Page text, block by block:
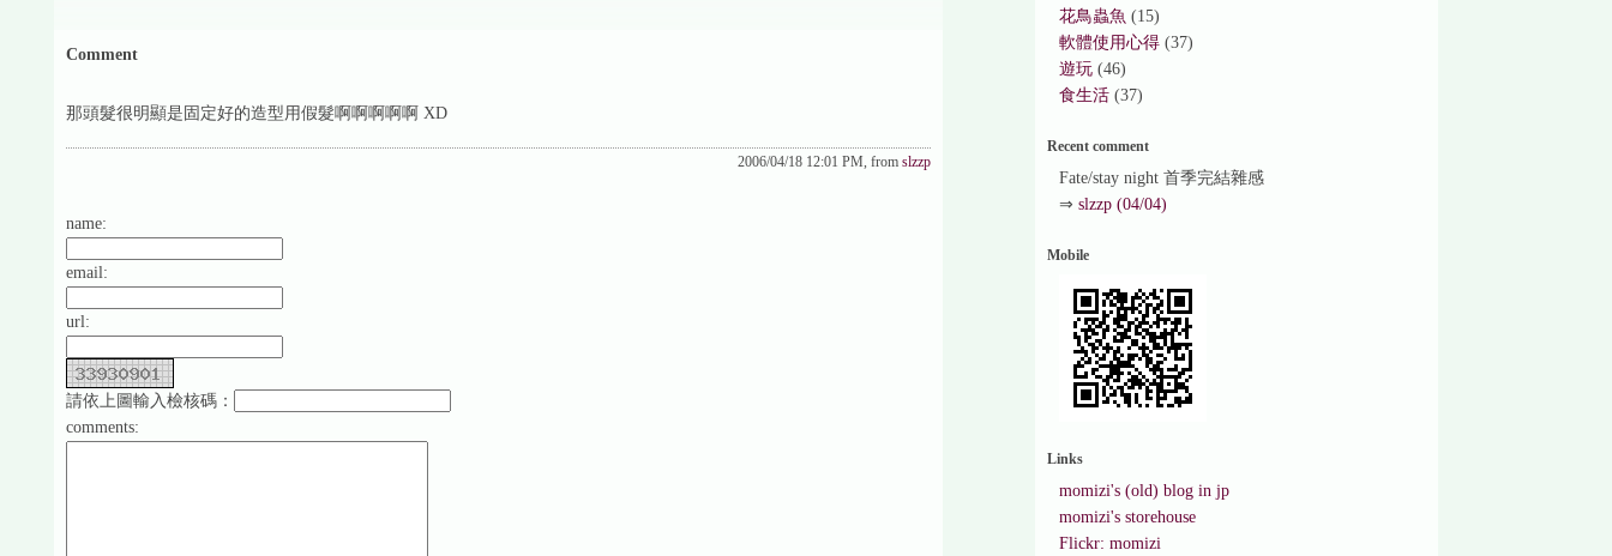
Comment
那頭髮很明顯是固定好的造型用假髮啊啊啊啊啊 XD
2006/04/18 12:01 PM, from slzzp
name:
email:
url:
請依上圖輸入檢核碼：
comments:
花鳥蟲魚 (15)
軟體使用心得 (37)
遊玩 (46)
食生活 (37)
Recent comment
Fate/stay night 首季完結雜感
⇒slzzp (04/04)
Mobile
Links
momizi's (old) blog in jp
momizi's storehouse
Flickr: momizi